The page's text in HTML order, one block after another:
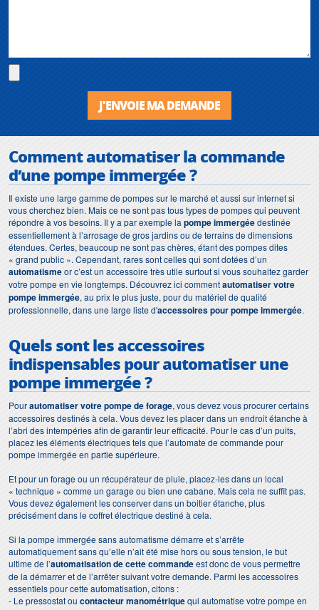
J'ENVOIE MA DEMANDE
Commentautomatiser la commande
d’une pompe immergée?
Il existe une large gamme de pompes sur le marché et aussi sur internet si
vous cherchez bien. Mais ce ne sont pas tous types de pompes qui peuvent
répondre à vos besoins. Il y a par exemple lapompe immergéedestinée
essentiellement à l’arrosage de gros jardins ou de terrains de dimensions
étendues. Certes, beaucoup ne sont pas chères, étant des pompes dites
« grand public ». Cependant, rares sont celles qui sont dotées d’un
automatismeor c’est un accessoire très utile surtout si vous souhaitez garder
votre pompe en vie longtemps. Découvrez ici commentautomatiser votre
pompe immergée, au prix le plus juste, pour du matériel de qualité
professionnelle, dans une large liste d'accessoires pour pompe immergée.
Quels sont les accessoires
indispensables pourautomatiser une
pompe immergée?
Pourautomatiser votre pompe de forage, vous devez vous procurer certains
accessoires destinés à cela. Vous devez les placer dans un endroit étanche à
l’abri des intempéries afin de garantir leur efficacité. Pour le cas d’un puits,
placez les éléments électriques tels que l’automate de commande pour
pompe immergée en partie supérieure.
Et pour un forage ou un récupérateur de pluie, placez-les dans un local
« technique » comme un garage ou bien une cabane. Mais cela ne suffit pas.
Vous devez également les conserver dans un boitier étanche, plus
précisément dans le coffret électrique destiné à cela.
Si la pompe immergée sans automatisme démarre et s’arrête
automatiquement sans qu’elle n’ait été mise hors ou sous tension, le but
ultime de l’automatisation de cette commandeest donc de vous permettre
de la démarrer et de l’arrêter suivant votre demande. Parmi les accessoires
essentiels pour cette automatisation, citons :
- Le pressostat ou contacteur manométriquequi automatise votre pompe en